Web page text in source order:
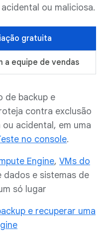
ou maliciosa.
gratuita
a equipe de vendas
de backup e
contra exclusão
acidental, em uma
no console.
Engine, VMs do
dados e sistemas de
só lugar
e recuperar uma